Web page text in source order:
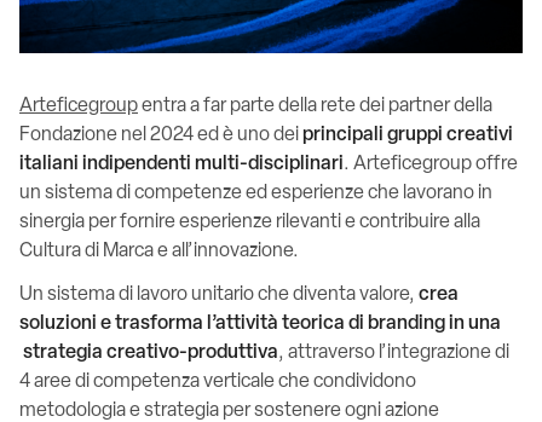
Arteficegroupentra a far parte della rete dei partner della
Fondazione nel 2024 ed è uno deiprincipali gruppi creativi
italiani indipendenti multi-disciplinari. Arteficegroup offre
un sistema di competenze ed esperienze che lavorano in
sinergia per fornire esperienze rilevanti e contribuire alla
Cultura di Marca e all’innovazione.
Un sistema di lavoro unitario che diventa valore, crea
soluzioni e trasforma l’attività teorica di branding in una
strategia creativo-produttiva, attraverso l’integrazione di
4 aree di competenza verticale che condividono
metodologia e strategia per sostenere ogni azione